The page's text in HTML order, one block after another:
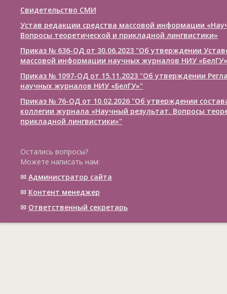
Свидетельство СМИ
Устав редакции средства массовой информации
Вопросы теоретической и прикладной лингвистики»
Приказ № 636-ОД от 30.06.2023 "Об утверждении
массовой информации научных журналов НИУ «БелГУ»
Приказ № 1097-ОД от 15.11.2023 "Об утверждении
научных журналов НИУ «БелГУ»"
Приказ № 76-ОД от 10.02.2026 "Об утверждении
коллегии журнала «Научный результат. Вопросы
прикладной лингвистики»"
Остались вопросы?
Можете написать нам:
✉ Администратор сайта
✉ Контент менеджер
✉ Ответственный cекретарь